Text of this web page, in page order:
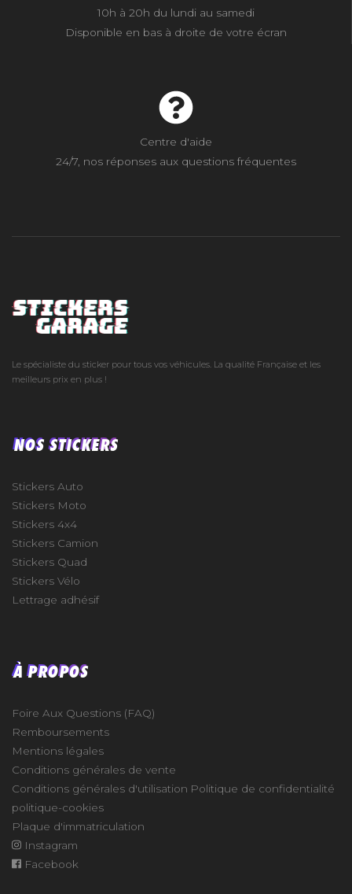
10h à 20h du lundi au samedi
Disponible en bas à droite de votre écran
Centre d'aide
24/7, nos réponses aux questions fréquentes
Le spécialiste du sticker pour tous vos véhicules. La qualité Française et les
meilleurs prix en plus !
NOS STICKERS
Stickers Auto
Stickers Moto
Stickers 4x4
Stickers Camion
Stickers Quad
Stickers Vélo
Lettrage adhésif
À PROPOS
Foire Aux Questions (FAQ)
Remboursements
Mentions légales
Conditions générales de vente
Conditions générales d'utilisation Politique de confidentialité
politique-cookies
Plaque d'immatriculation
Instagram
Facebook